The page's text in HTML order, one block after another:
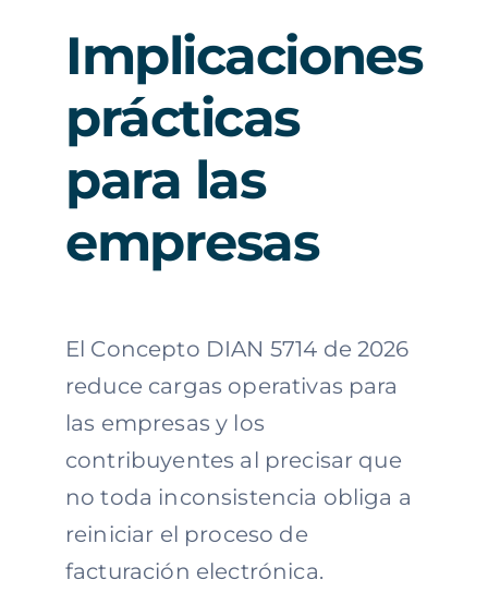
Implicaciones
prácticas
para las
empresas
El Concepto DIAN 5714 de 2026
reduce cargas operativas para
las empresas y los
contribuyentes al precisar que
no toda inconsistencia obliga a
reiniciar el proceso de
facturación electrónica.